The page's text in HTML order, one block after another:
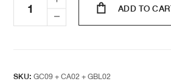
ADD TO
SKU:GC09 + CA02 + GBL02